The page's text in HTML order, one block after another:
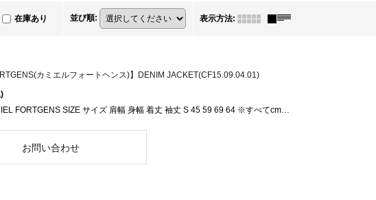
在庫あり 並び順: 表示方法:
カミエルフォートヘンス)】DENIM JACKET(CF15.09.04.01)
FORTGENS SIZE サイズ 肩幅 身幅 着丈 袖丈 S 45 59 69 64 ※すべてcm…